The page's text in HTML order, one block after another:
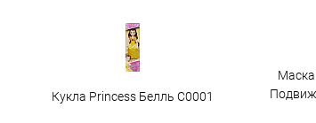
Кукла Princess Белль C0001